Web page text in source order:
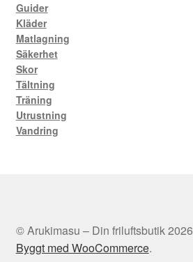
Guider
Kläder
Matlagning
Säkerhet
Skor
Tältning
Träning
Utrustning
Vandring
© Arukimasu – Din friluftsbutik 2026
Byggt med WooCommerce.